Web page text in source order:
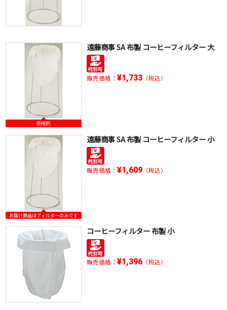
使用例
遠藤商事 SA 布製 コーヒーフィルター 大
販売価格： ¥1,733（税込）
お届け商品はフィルターのみです
遠藤商事 SA 布製 コーヒーフィルター 小
販売価格： ¥1,609（税込）
コーヒーフィルター 布製 小
販売価格： ¥1,396（税込）